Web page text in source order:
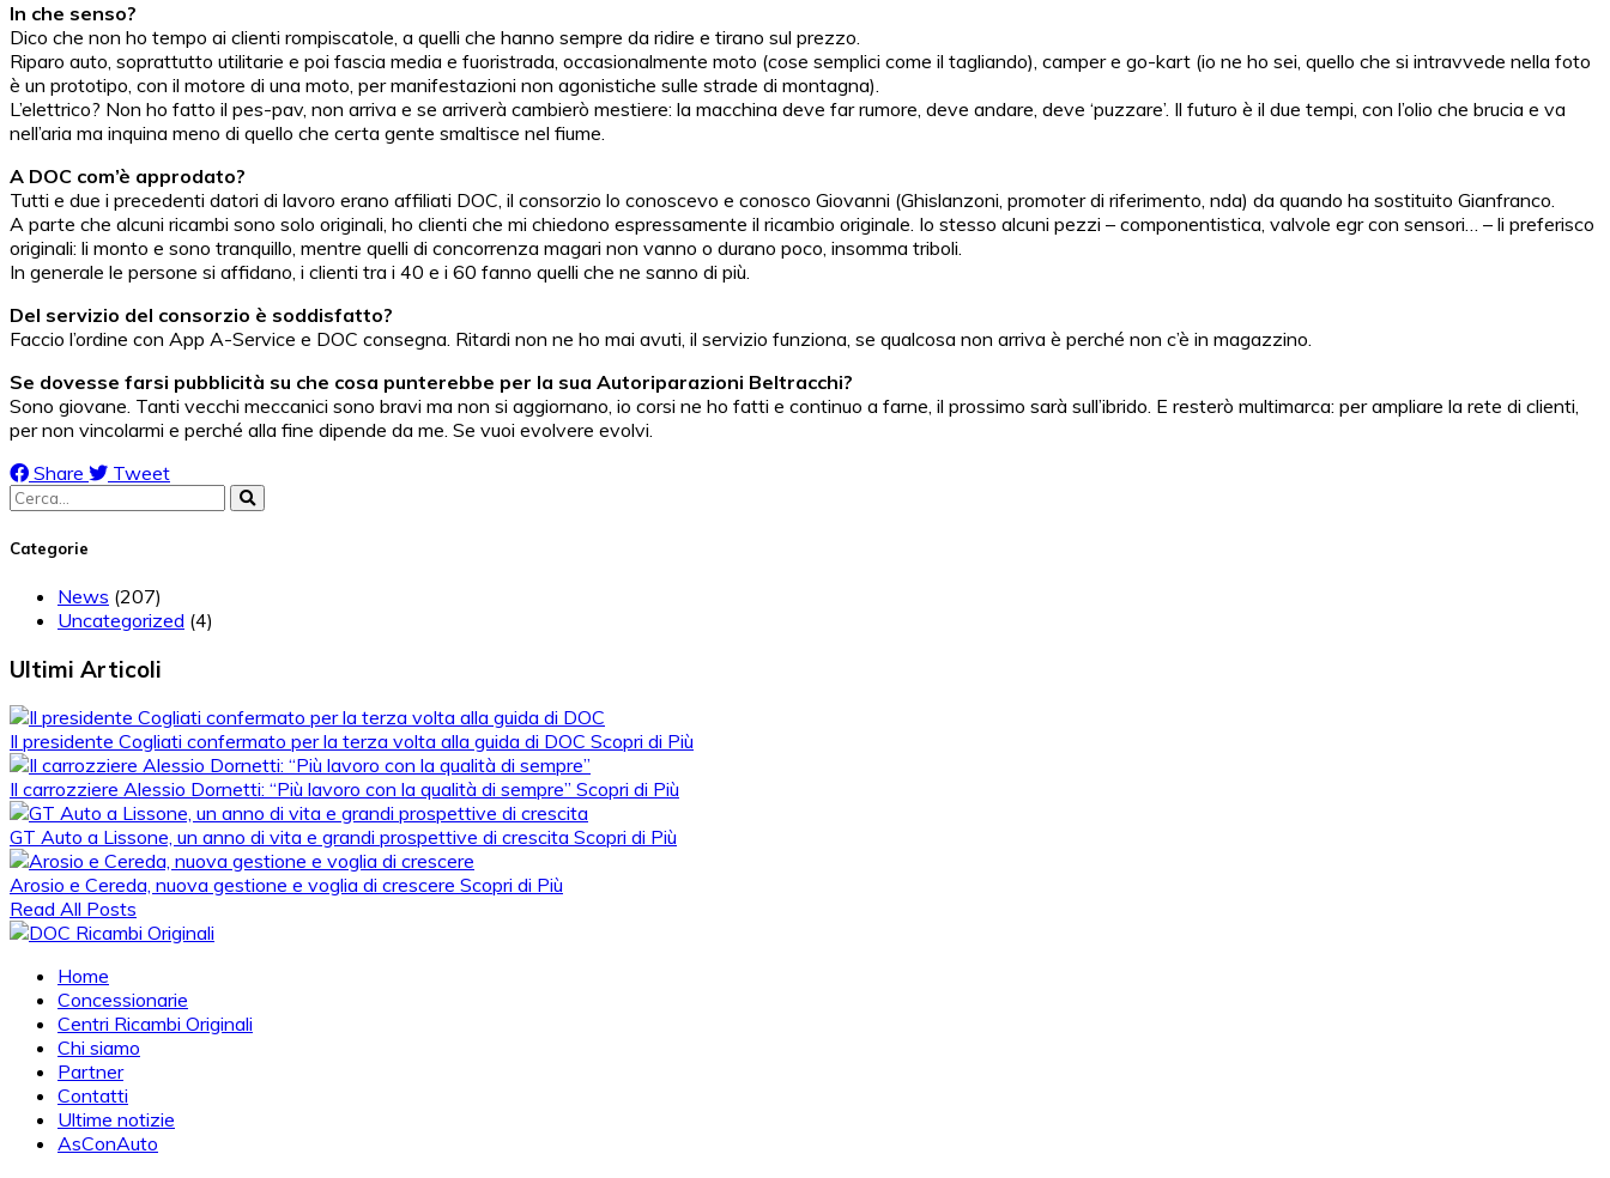
In che senso?
Dico che non ho tempo ai clienti rompiscatole, a quelli che hanno sempre da ridire e tirano sul prezzo.
Riparo auto, soprattutto utilitarie e poi fascia media e fuoristrada, occasionalmente moto (cose semplici come il tagliando), camper e go-kart (io ne ho sei, quello che si intravvede nella foto
è un prototipo, con il motore di una moto, per manifestazioni non agonistiche sulle strade di montagna).
L’elettrico? Non ho fatto il pes-pav, non arriva e se arriverà cambierò mestiere: la macchina deve far rumore, deve andare, deve ‘puzzare’. Il futuro è il due tempi, con l’olio che brucia e va
nell’aria ma inquina meno di quello che certa gente smaltisce nel fiume.
A DOC com’è approdato?
Tutti e due i precedenti datori di lavoro erano affiliati DOC, il consorzio lo conoscevo e conosco Giovanni (Ghislanzoni, promoter di riferimento, nda) da quando ha sostituito Gianfranco.
A parte che alcuni ricambi sono solo originali, ho clienti che mi chiedono espressamente il ricambio originale. Io stesso alcuni pezzi – componentistica, valvole egr con sensori… – li preferisco
originali: li monto e sono tranquillo, mentre quelli di concorrenza magari non vanno o durano poco, insomma triboli.
In generale le persone si affidano, i clienti tra i 40 e i 60 fanno quelli che ne sanno di più.
Del servizio del consorzio è soddisfatto?
Faccio l’ordine con App A-Service e DOC consegna. Ritardi non ne ho mai avuti, il servizio funziona, se qualcosa non arriva è perché non c’è in magazzino.
Se dovesse farsi pubblicità su che cosa punterebbe per la sua Autoriparazioni Beltracchi?
Sono giovane. Tanti vecchi meccanici sono bravi ma non si aggiornano, io corsi ne ho fatti e continuo a farne, il prossimo sarà sull’ibrido. E resterò multimarca: per ampliare la rete di clienti,
per non vincolarmi e perché alla fine dipende da me. Se vuoi evolvere evolvi.
Share
Tweet
Search
Categorie
News (207)
Uncategorized (4)
Ultimi Articoli
Il presidente Cogliati confermato per la terza volta alla guida di DOC Scopri di Più
Il carrozziere Alessio Dornetti: “Più lavoro con la qualità di sempre” Scopri di Più
GT Auto a Lissone, un anno di vita e grandi prospettive di crescita Scopri di Più
Arosio e Cereda, nuova gestione e voglia di crescere Scopri di Più
Read All Posts
Home
Concessionarie
Centri Ricambi Originali
Chi siamo
Partner
Contatti
Ultime notizie
AsConAuto